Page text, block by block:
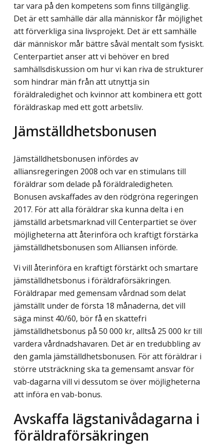
tar vara på den kompetens som finns tillgänglig.
Det är ett samhälle där alla människor får möjlighet
att förverkliga sina livsprojekt. Det är ett samhälle
där människor mår bättre såväl mentalt som fysiskt.
Centerpartiet anser att vi behöver en bred
samhällsdiskussion om hur vi kan riva de strukturer
som hindrar män från att utnyttja sin
föräldraledighet och kvinnor att kombinera ett gott
föräldraskap med ett gott arbetsliv.
Jämställdhetsbonusen
Jämställdhetsbonusen infördes av
alliansregeringen 2008 och var en stimulans till
föräldrar som delade på föräldraledigheten.
Bonusen avskaffades av den rödgröna regeringen
2017. För att alla föräldrar ska kunna delta i en
jämställd arbetsmarknad vill Centerpartiet se över
möjligheterna att återinföra och kraftigt förstärka
jämställdhets­bonusen som Alliansen införde.
Vi vill återinföra en kraftigt förstärkt och smartare
jämställdhetsbonus i föräldra­försäkringen.
Föräldrapar med gemensam vårdnad som delat
jämställt under de första 18 månaderna, det vill
säga minst 40/60, bör få en skattefri
jämställdhetsbonus på 50 000 kr, alltså 25 000 kr till
vardera vårdnadshavaren. Det är en tredubbling av
den gamla jämställdhetsbonusen. För att föräldrar i
större utsträckning ska ta gemensamt ansvar för
vab-dagarna vill vi dessutom se över möjligheterna
att införa en vab-bonus.
Avskaffa lägstanivådagarna i
föräldraförsäkringen